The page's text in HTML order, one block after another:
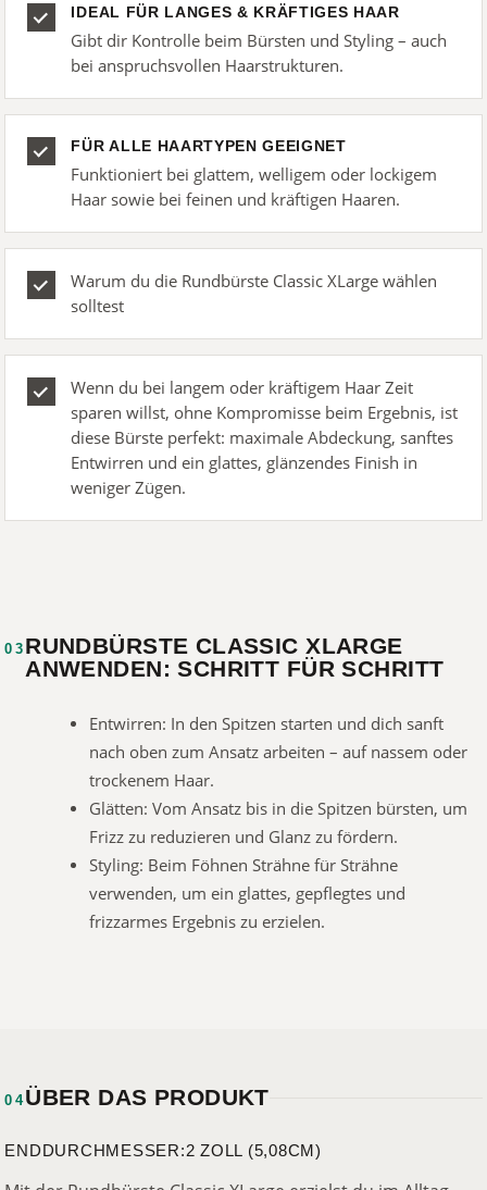
IDEAL FÜR LANGES & KRÄFTIGES HAAR
Gibt dir Kontrolle beim Bürsten und Styling – auch
bei anspruchsvollen Haarstrukturen.
FÜR ALLE HAARTYPEN GEEIGNET
Funktioniert bei glattem, welligem oder lockigem
Haar sowie bei feinen und kräftigen Haaren.
Warum du die Rundbürste Classic XLarge wählen
solltest
Wenn du bei langem oder kräftigem Haar Zeit
sparen willst, ohne Kompromisse beim Ergebnis, ist
diese Bürste perfekt: maximale Abdeckung, sanftes
Entwirren und ein glattes, glänzendes Finish in
weniger Zügen.
03 RUNDBÜRSTE CLASSIC XLARGE
ANWENDEN: SCHRITT FÜR SCHRITT
Entwirren: In den Spitzen starten und dich sanft
nach oben zum Ansatz arbeiten – auf nassem oder
trockenem Haar.
Glätten: Vom Ansatz bis in die Spitzen bürsten, um
Frizz zu reduzieren und Glanz zu fördern.
Styling: Beim Föhnen Strähne für Strähne
verwenden, um ein glattes, gepflegtes und
frizzarmes Ergebnis zu erzielen.
04ÜBER DAS PRODUKT
ENDDURCHMESSER:2 ZOLL (5,08CM)